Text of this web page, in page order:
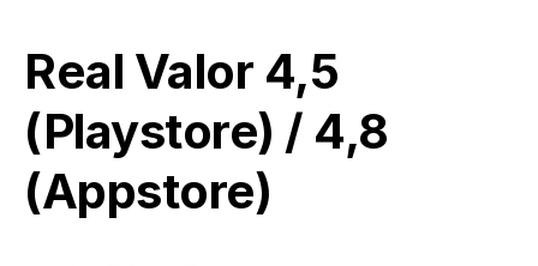
Real Valor 4,5
(Playstore) / 4,8
(Appstore)